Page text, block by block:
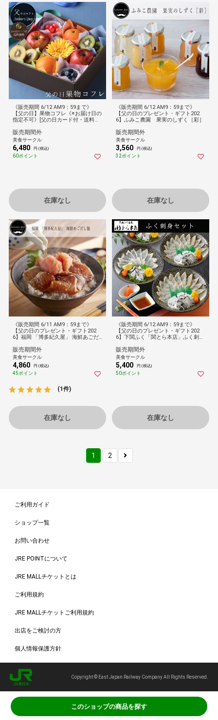
《販売期間 6/12 AM9：59まで》
【父の日】果物コフレ《※お届け日の
指定不可》[父の日カード付・送料無
販売期間外
美食サークル
6,480 円 (税込)
60ポイント
在庫なし
《販売期間 6/12 AM9：59まで》
【父の日のプレゼント・ギフト202
6】ふみこ農園 果実のしずく［彩］
販売期間外
美食サークル
3,560 円 (税込)
32ポイント
在庫なし
《販売期間 6/11 AM9：59まで》
【父の日のプレゼント・ギフト202
6】福岡 「博多紀久屋」 海鮮あごだ
販売期間外
美食サークル
4,860 円 (税込)
45ポイント
(1件)
在庫なし
《販売期間 6/12 AM9：59まで》
【父の日のプレゼント・ギフト202
6】下関ふく「関とら本店」ふく刺身
販売期間外
美食サークル
5,400 円 (税込)
50ポイント
在庫なし
1 2
このショップの商品を探す
ご利用ガイド
ショップ一覧
お問い合わせ
JRE POINTについて
JRE MALLチケットとは
ご利用規約
JRE MALLチケットご利用規約
出店をご検討の方
個人情報保護方針
Copyright © East Japan Railway Company All Rights Reserved.